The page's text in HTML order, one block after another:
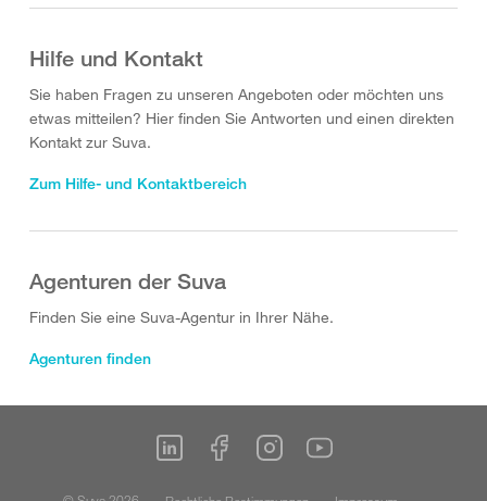
Hilfe und Kontakt
Sie haben Fragen zu unseren Angeboten oder möchten uns
etwas mitteilen? Hier finden Sie Antworten und einen direkten
Kontakt zur Suva.
Zum Hilfe- und Kontaktbereich
Agenturen der Suva
Finden Sie eine Suva-Agentur in Ihrer Nähe.
Agenturen finden